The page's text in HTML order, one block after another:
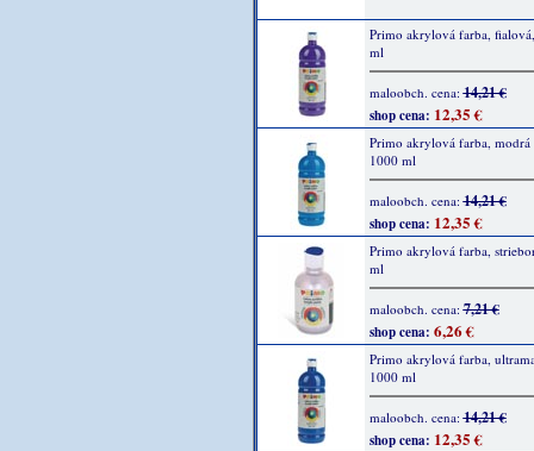
Primo akrylová farba,
ml
maloobch. cena:14,21 €
shop cena: 12,35 €
Primo akrylová farba, modrá
1000 ml
maloobch. cena:14,21 €
shop cena: 12,35 €
Primo akrylová farba,
ml
maloobch. cena:7,21 €
shop cena: 6,26 €
Primo akrylová farba,
1000 ml
maloobch. cena:14,21 €
shop cena: 12,35 €